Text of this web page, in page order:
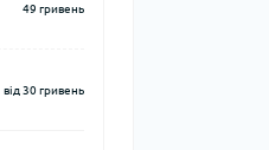
49 гривень
від 30 гривень